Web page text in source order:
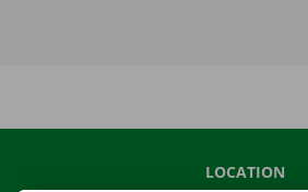
LOCATION